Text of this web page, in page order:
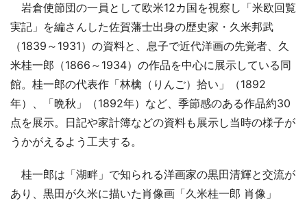
岩倉使節団の一員として欧米12カ国を視察し「米欧回覧
実記」を編さんした佐賀藩士出身の歴史家・久米邦武
（1839～1931）の資料と、息子で近代洋画の先覚者、久
米桂一郎（1866～1934）の作品を中心に展示している同
館。桂一郎の代表作「林檎（りんご）拾い」（1892
年）、「晩秋」（1892年）など、季節感のある作品約30
点を展示。日記や家計簿などの資料も展示し当時の様子が
うかがえるよう工夫する。
桂一郎は「湖畔」で知られる洋画家の黒田清輝と交流が
あり、黒田が久米に描いた肖像画「久米桂一郎 肖像」